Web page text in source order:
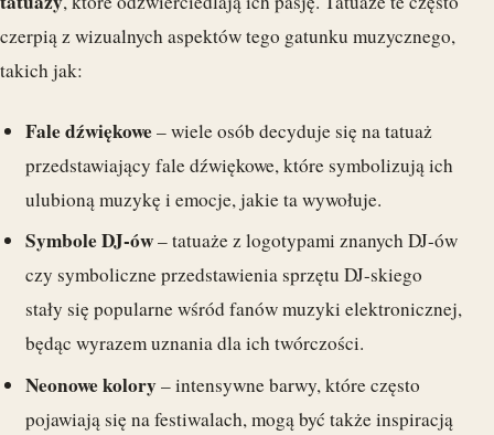
czerpią z wizualnych aspektów tego gatunku muzycznego,
takich jak:
Fale dźwiękowe– wiele osób decyduje się na tatuaż
przedstawiający fale dźwiękowe, które symbolizują ich
ulubioną muzykę i emocje, jakie ta wywołuje.
Symbole DJ-ów– tatuaże z logotypami znanych DJ-ów
czy symboliczne przedstawienia sprzętu DJ-skiego
stały się popularne wśród fanów muzyki elektronicznej,
będąc wyrazem uznania dla ich twórczości.
Neonowe kolory– intensywne barwy, które często
pojawiają się na festiwalach, mogą być także inspiracją